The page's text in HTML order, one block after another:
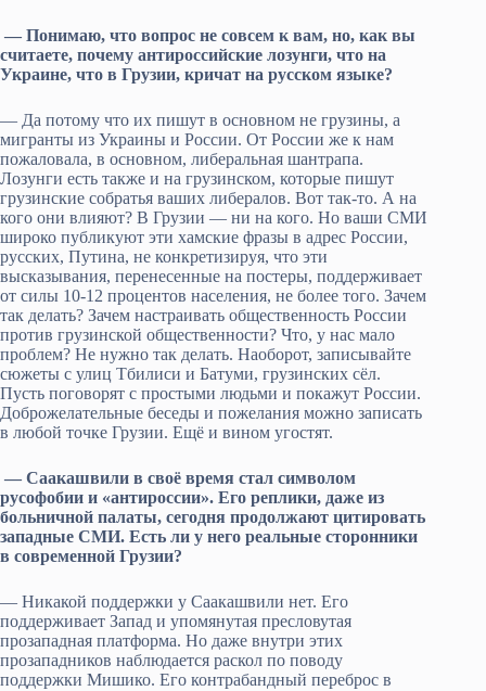
— Понимаю, что вопрос не совсем к вам, но, как вы
считаете, почему антироссийские лозунги, что на
Украине, что в Грузии, кричат на русском языке?
— Да потому что их пишут в основном не грузины, а
мигранты из Украины и России. От России же к нам
пожаловала, в основном, либеральная шантрапа.
Лозунги есть также и на грузинском, которые пишут
грузинские собратья ваших либералов. Вот так-то. А на
кого они влияют? В Грузии — ни на кого. Но ваши СМИ
широко публикуют эти хамские фразы в адрес России,
русских, Путина, не конкретизируя, что эти
высказывания, перенесенные на постеры, поддерживает
от силы 10-12 процентов населения, не более того. Зачем
так делать? Зачем настраивать общественность России
против грузинской общественности? Что, у нас мало
проблем? Не нужно так делать. Наоборот, записывайте
сюжеты с улиц Тбилиси и Батуми, грузинских сёл.
Пусть поговорят с простыми людьми и покажут России.
Доброжелательные беседы и пожелания можно записать
в любой точке Грузии. Ещё и вином угостят.
— Саакашвили в своё время стал символом
русофобии и «антироссии». Его реплики, даже из
больничной палаты, сегодня продолжают цитировать
западные СМИ. Есть ли у него реальные сторонники
в современной Грузии?
— Никакой поддержки у Саакашвили нет. Его
поддерживает Запад и упомянутая пресловутая
прозападная платформа. Но даже внутри этих
прозападников наблюдается раскол по поводу
поддержки Мишико. Его контрабандный переброс в